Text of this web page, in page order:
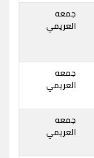
جمعه
العريمي
جمعه
العريمي
جمعه
العريمي